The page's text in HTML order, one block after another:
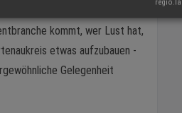
kommt, wer Lust hat,
etwas aufzubauen -
Gelegenheit